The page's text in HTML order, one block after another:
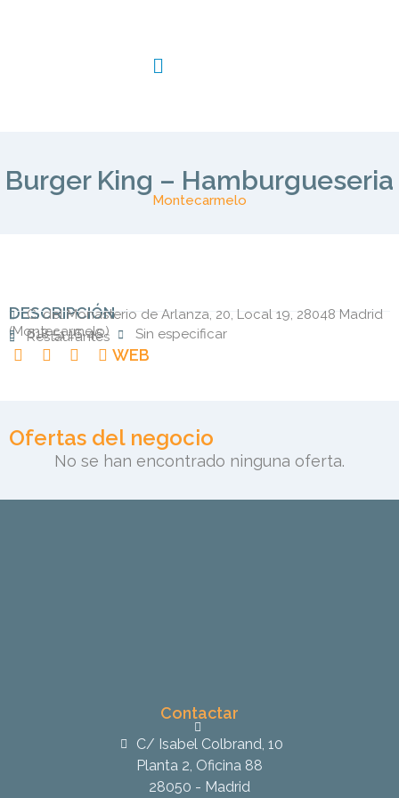
Burger King – Hamburgueseria
Montecarmelo
DESCRIPCIÓN
C. del Monasterio de Arlanza, 20, Local 19, 28048 Madrid
(Montecarmelo)
618 51 16 46 Sin especificar
Restaurantes
WEB
Ofertas del negocio
No se han encontrado ninguna oferta.
Contactar
C/ Isabel Colbrand, 10
Planta 2, Oficina 88
28050 - Madrid